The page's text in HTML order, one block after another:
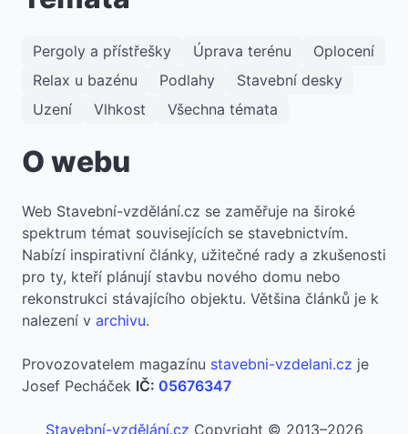
Pergoly a přístřešky Úprava terénu
Oplocení
Relax u bazénu
Podlahy
Stavební desky
Uzení
Vlhkost Všechna témata
O webu
​Web Stavební-vzdělání.cz se zaměřuje na široké
spektrum témat souvisejících se stavebnictvím.
Nabízí inspirativní články, užitečné rady a zkušenosti
pro ty, kteří plánují stavbu nového domu nebo
rekonstrukci stávajícího objektu. Většina článků je k
nalezení v archivu.
Provozovatelem magazínu stavebni-vzdelani.cz je
Josef Pecháček IČ: 05676347
Stavební-vzdělání.cz Copyright © 2013–2026